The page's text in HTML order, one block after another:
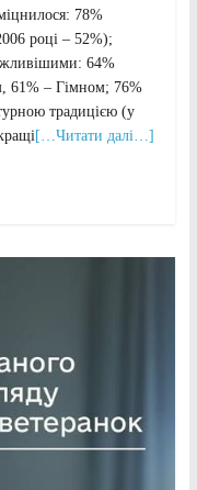
78%
році – 52%);
64%
61% – Гімном; 76%
традицією (у
[…Читати далі…]